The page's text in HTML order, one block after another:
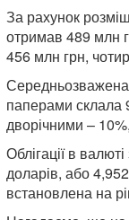
За рахунок
отримав 489 млн
456 млн грн,
Середньозважена
паперами склала
дворічними –
Облігації в
доларів, або
встановлена ​​на